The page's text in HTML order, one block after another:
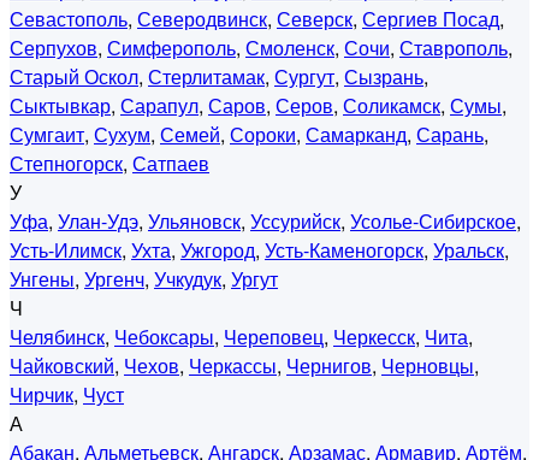
Севастополь, Северодвинск, Северск, Сергиев Посад,
Серпухов, Симферополь, Смоленск, Сочи, Ставрополь,
Старый Оскол, Стерлитамак, Сургут, Сызрань,
Сыктывкар, Сарапул, Саров, Серов, Соликамск, Сумы,
Сумгаит, Сухум, Семей, Сороки, Самарканд, Сарань,
Степногорск, Сатпаев
У
Уфа, Улан-Удэ, Ульяновск, Уссурийск, Усолье-Сибирское,
Усть-Илимск, Ухта, Ужгород, Усть-Каменогорск, Уральск,
Унгены, Ургенч, Учкудук, Ургут
Ч
Челябинск, Чебоксары, Череповец, Черкесск, Чита,
Чайковский, Чехов, Черкассы, Чернигов, Черновцы,
Чирчик, Чуст
А
Абакан, Альметьевск, Ангарск, Арзамас, Армавир, Артём,